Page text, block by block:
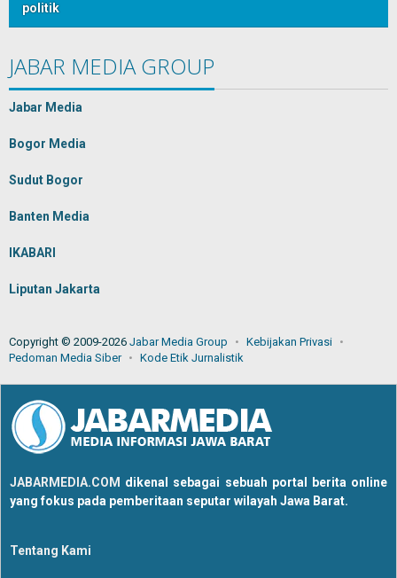
politik
JABAR MEDIA GROUP
Jabar Media
Bogor Media
Sudut Bogor
Banten Media
IKABARI
Liputan Jakarta
Copyright © 2009-2026 Jabar Media Group
Kebijakan Privasi
Pedoman Media Siber
Kode Etik Jurnalistik
JABARMEDIA.COM dikenal sebagai sebuah portal berita online
yang fokus pada pemberitaan seputar wilayah Jawa Barat.
Tentang Kami